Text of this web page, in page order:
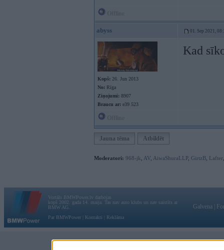
abyss 01. Sep 2021,
Kopš: 26. Jun 2013
No: Rīga
Ziņojumi: 8907
Braucu ar: e39 523
Kad
Jauna tēma Atbildēt
Moderatori: 968-jk AV AiwaShuraLLP, GirtzB Lafter
Vortāls BMWPower.lv darbojas
kopš 2002. gada 14. maija. Tas nav auto klubs un nav saistīts ar
BMW AG.
Par BMWPower
Kontakti Reklāma
Galvena